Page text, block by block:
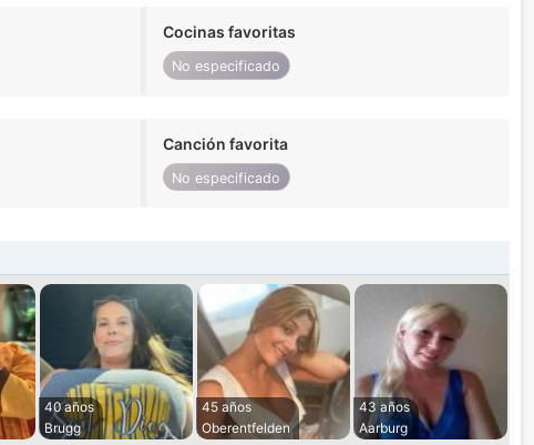
Cocinas favoritas
No especificado
Canción favorita
No especificado
40 años
Brugg
45 años
Oberentfelden
43 años
Aarburg